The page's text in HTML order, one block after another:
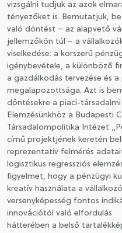
vizsgálni tudjuk az azok
tényezőket is. Bemutatjuk,
való döntést – az alapvető
jellemzőkön túl – a
viselkedése: a korszerű
igénybevétele, a különböző
a gazdálkodás tervezése és
megalapozottsága. Azt is
döntésekre a piaci-
Elemzésünkhöz a Budapesti
Társadalompolitika Intézet
című projektjének keretén
reprezentatív felmérés
logisztikus regressziós
figyelmet, hogy a pénzügyi
kreatív használata a
versenyképesség fontos
innovációtól való elfordulás
hátterében a belső